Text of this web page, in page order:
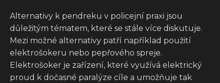
Alternativy k pendreku v policejní praxi jsou
důležitým tématem, které se stále více diskutuje.
Mezi možné alternativy patří například použití
elektrošokeru nebo pepřového spreje.
Elektrošoker je zařízení, které využívá elektrický
proud k dočasné paralýze cíle a umožňuje tak